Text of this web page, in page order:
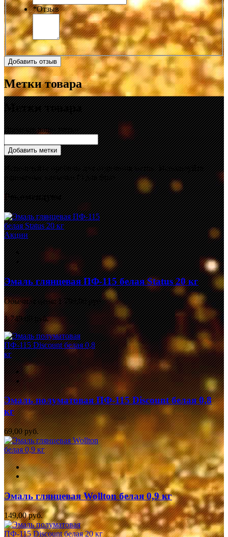
*Отзыв
Добавить отзыв
Метки товара
Метки товара
Добавьте ваши метки:
Добавить метки
Используйте пробелы для отделения меток. Используйте
одинарные кавычки (') для фраз.
Рекомендуем
Акции
Эмаль глянцевая ПФ-115 белая Status 20 кг
Обычная цена: 1 799,00 руб.
1 749,00 руб.
Эмаль полуматовая ПФ-115 Discount белая 0,8
кг
69,00 руб.
Эмаль глянцевая Wollton белая 0,9 кг
149,00 руб.